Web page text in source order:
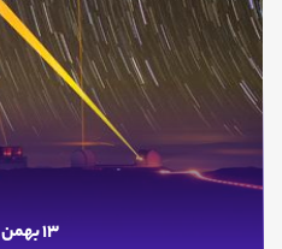
13 بهمن 1399